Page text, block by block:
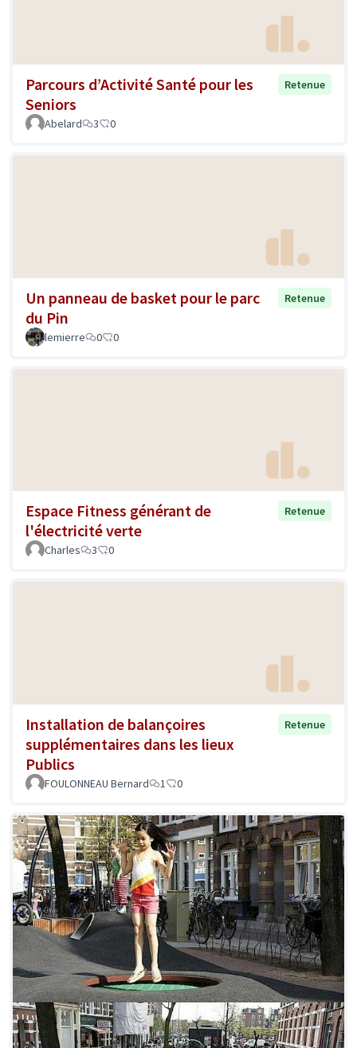
Parcours d’Activité Santé pour les
Seniors
Retenue
Abelard 3 0
Un panneau de basket pour le parc
du Pin
Retenue
lemierre 0 0
Espace Fitness générant de
l'électricité verte
Retenue
Charles 3 0
Installation de balançoires
supplémentaires dans les lieux
Publics
Retenue
FOULONNEAU Bernard 1 0